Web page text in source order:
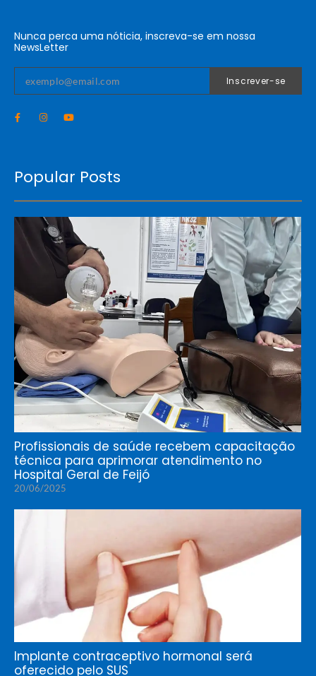
Nunca perca uma nóticia, inscreva-se em nossa
NewsLetter
Inscrever-se
Popular Posts
Profissionais de saúde recebem capacitação
técnica para aprimorar atendimento no
Hospital Geral de Feijó
20/06/2025
Implante contraceptivo hormonal será
oferecido pelo SUS